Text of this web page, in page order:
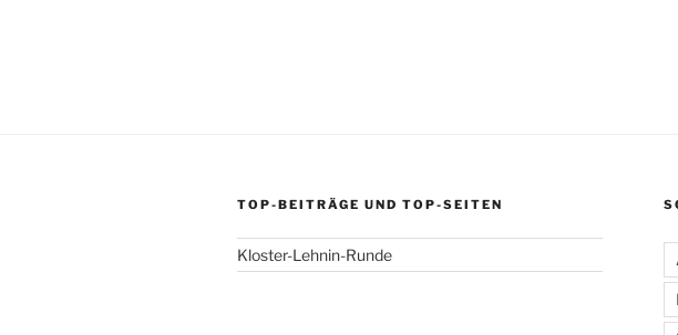
TOP-BEITRÄGE UND TOP-SEITEN
Kloster-Lehnin-Runde